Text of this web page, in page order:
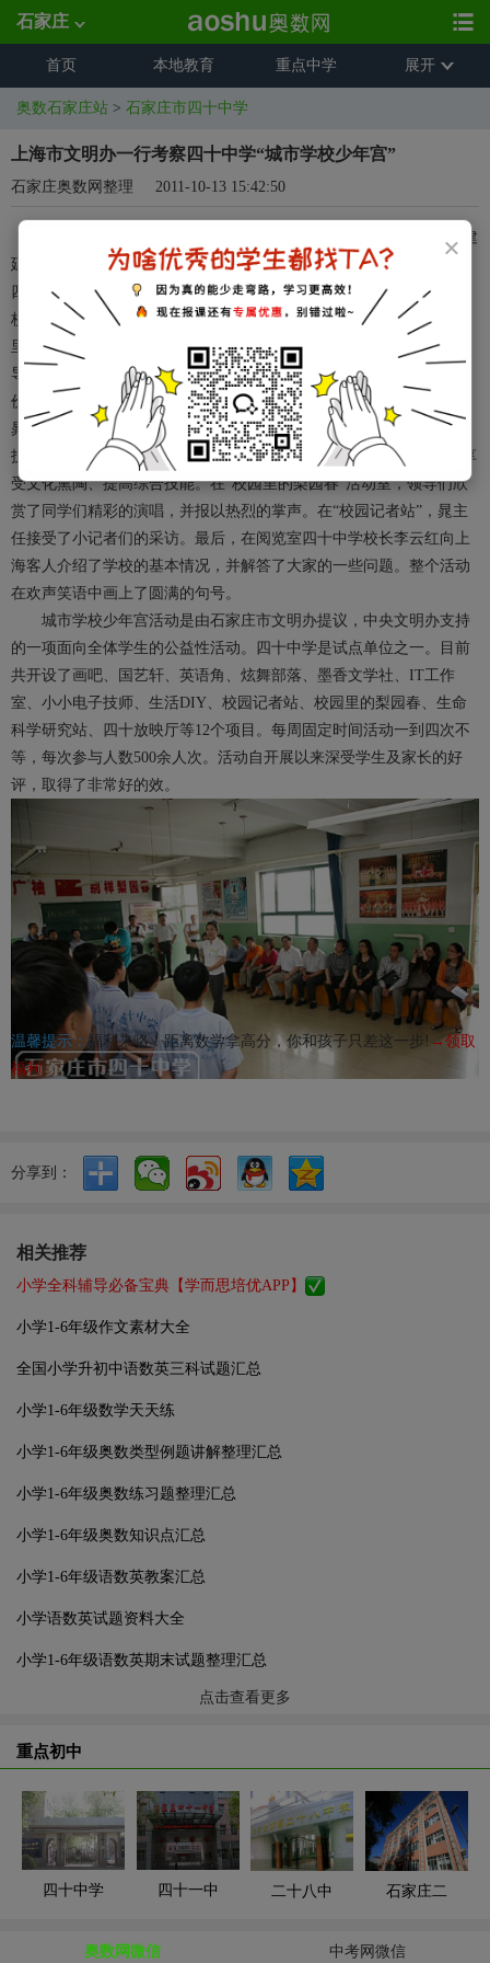
×
石家庄
首页 本地教育 重点中学 展开
奥数石家庄站 > 石家庄市四十中学
上海市文明办一行考察四十中学“城市学校少年宫”
石家庄奥数网整理 2011-10-13 15:42:50
6月25日，上海市文明办、上海市教委一行14人，在市文明办薛建
廷主任的陪同下到四十中学实地考察“城市学校少年宫”的开展情况。
四十中学教育处副主任孔晓峰为各位来宾详细介绍了学校开展城市学
校少年宫活动的基本情况，并带领来宾参观了各个活动。在活动室
里，同学们都对各位领导的到来表示了热烈的欢迎。上海市的各位领
导饶有兴趣的观看了四十中学独具特色的各项活动，并给予了高度评
价。当走到“国艺轩”活动室时，应老师和同学们的要求上海市文明办
晁玉奎副主任欣然提笔为四十中学少年宫活动留下墨宝——“乐、文、
技”三个苍劲有力的大字，勉励同学们在各项活动中愉悦快乐成长、享
受文化熏陶、提高综合技能。在“校园里的梨园春”活动室，领导们欣
赏了同学们精彩的演唱，并报以热烈的掌声。在“校园记者站”，晁主
任接受了小记者们的采访。最后，在阅览室四十中学校长李云红向上
海客人介绍了学校的基本情况，并解答了大家的一些问题。整个活动
在欢声笑语中画上了圆满的句号。
城市学校少年宫活动是由石家庄市文明办提议，中央文明办支持
的一项面向全体学生的公益性活动。四十中学是试点单位之一。目前
共开设了画吧、国艺轩、英语角、炫舞部落、墨香文学社、IT工作
室、小小电子技师、生活DIY、校园记者站、校园里的梨园春、生命
科学研究站、四十放映厅等12个项目。每周固定时间活动一到四次不
等，每次参与人数500余人次。活动自开展以来深受学生及家长的好
评，取得了非常好的效。
分享到：
温馨提示：福利来咯！距离数学拿高分，你和孩子只差这一步! →领取
福利
相关推荐
小学全科辅导必备宝典【学而思培优APP】
小学1-6年级作文素材大全
全国小学升初中语数英三科试题汇总
小学1-6年级数学天天练
小学1-6年级奥数类型例题讲解整理汇总
小学1-6年级奥数练习题整理汇总
小学1-6年级奥数知识点汇总
小学1-6年级语数英教案汇总
小学语数英试题资料大全
小学1-6年级语数英期末试题整理汇总
点击查看更多
重点初中
四十中学 四十一中 二十八中 石家庄二
奥数网微信 中考网微信